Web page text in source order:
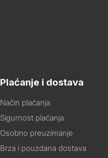
Plaćanje i dostava
Način plaćanja
Sigurnost plaćanja
Osobno preuzimanje
Brza i pouzdana dostava